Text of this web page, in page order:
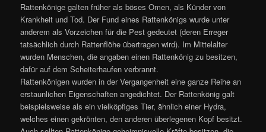
Rattenkönige galten früher als böses Omen, als Künder von
Krankheit und Tod. Der Fund eines Rattenkönigs wurde unter
anderem als Vorzeichen für die Pest gedeutet (deren Erreger
tatsächlich durch Rattenflöhe übertragen wird). Im Mittelalter
wurden Menschen, die angaben einen Rattenkönig zu besitzen,
dafür auf dem Scheiterhaufen verbrannt.
Rattenkönigen wurden in der Vergangenheit eine ganze Reihe an
erstaunlichen Eigenschaften angedichtet. Der Rattenkönig galt
beispielsweise als ein vielköpfiges Tier, ähnlich einer Hydra,
welches einen gekrönten, den anderen überlegenen Kopf besitzt.